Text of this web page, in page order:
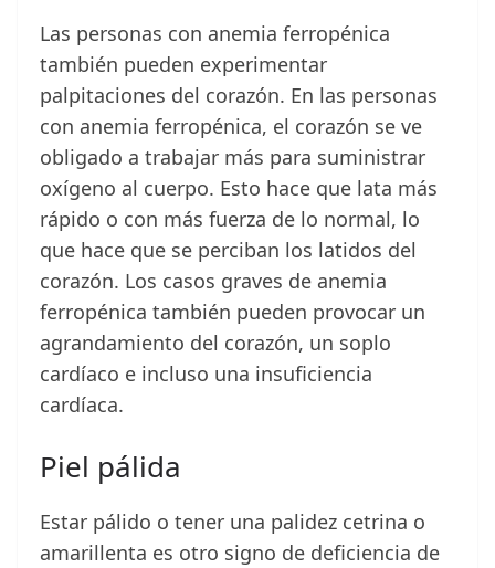
Las personas con anemia ferropénica
también pueden experimentar
palpitaciones del corazón. En las personas
con anemia ferropénica, el corazón se ve
obligado a trabajar más para suministrar
oxígeno al cuerpo. Esto hace que lata más
rápido o con más fuerza de lo normal, lo
que hace que se perciban los latidos del
corazón. Los casos graves de anemia
ferropénica también pueden provocar un
agrandamiento del corazón, un soplo
cardíaco e incluso una insuficiencia
cardíaca.
Piel pálida
Estar pálido o tener una palidez cetrina o
amarillenta es otro signo de deficiencia de